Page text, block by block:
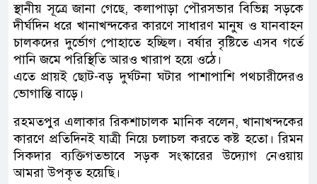
স্থানীয় সূত্রে জানা গেছে, কলাপাড়া পৌরসভার বিভিন্ন সড়কে
দীর্ঘদিন ধরে খানাখন্দকের কারণে সাধারণ মানুষ ও যানবাহন
চালকদের দুর্ভোগ পোহাতে হচ্ছিল। বর্ষার বৃষ্টিতে এসব গর্তে
পানি জমে পরিস্থিতি আরও খারাপ হয়ে ওঠে।
এতে প্রায়ই ছোট-বড় দুর্ঘটনা ঘটার পাশাপাশি পথচারীদেরও
ভোগান্তি বাড়ে।
রহমতপুর এলাকার রিকশাচালক মানিক বলেন, খানাখন্দকের
কারণে প্রতিদিনই যাত্রী নিয়ে চলাচল করতে কষ্ট হতো। রিমন
সিকদার ব্যক্তিগতভাবে সড়ক সংস্কারের উদ্যোগ নেওয়ায়
আমরা উপকৃত হয়েছি।